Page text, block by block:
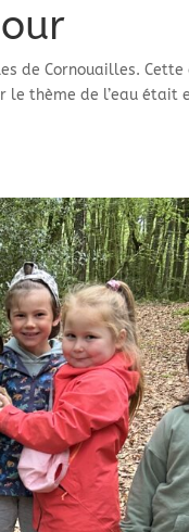
de Cornouailles. Cette
thème de l’eau était